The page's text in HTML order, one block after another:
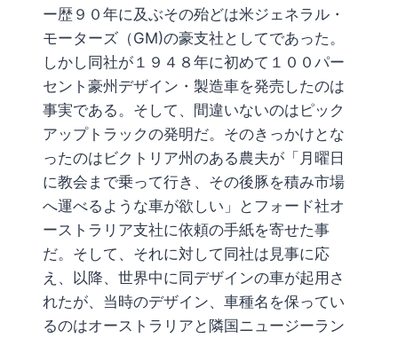
ー歴９０年に及ぶその殆どは米ジェネラル・
モーターズ（GM)の豪支社としてであった。
しかし同社が１９４８年に初めて１００パー
セント豪州デザイン・製造車を発売したのは
事実である。そして、間違いないのはピック
アップトラックの発明だ。そのきっかけとな
ったのはビクトリア州のある農夫が「月曜日
に教会まで乗って行き、その後豚を積み市場
へ運べるような車が欲しい」とフォード社オ
ーストラリア支社に依頼の手紙を寄せた事
だ。そして、それに対して同社は見事に応
え、以降、世界中に同デザインの車が起用さ
れたが、当時のデザイン、車種名を保ってい
るのはオーストラリアと隣国ニュージーラン